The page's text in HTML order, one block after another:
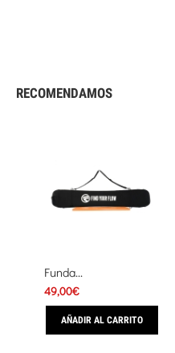
RECOMENDAMOS
Funda...
49,00€
AÑADIR AL CARRITO